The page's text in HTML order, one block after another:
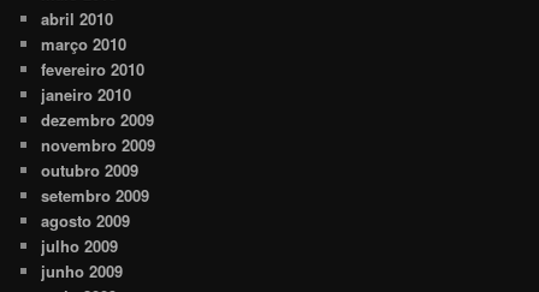
abril 2010
março 2010
fevereiro 2010
janeiro 2010
dezembro 2009
novembro 2009
outubro 2009
setembro 2009
agosto 2009
julho 2009
junho 2009